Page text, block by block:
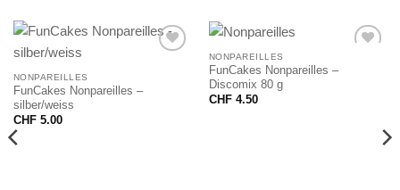
NONPAREILLES
FunCakes Nonpareilles –
silber/weiss
CHF5.00
NONPAREILLES
FunCakes Nonpareilles –
Discomix 80 g
CHF4.50